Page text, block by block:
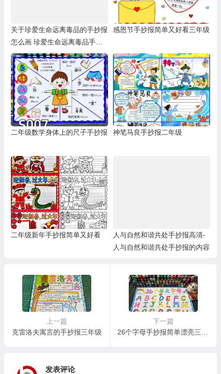
关于珍爱生命远离毒品的手抄报
怎么画 珍爱生命远离毒品手抄
报框架
感恩节手抄报简单又好看三年级
二年级数学身体上的尺子手抄报 神笔马良手抄报二年级
二年级新年手抄报简单又好看
人与自然和谐共处手抄报高清-
人与自然和谐共处手抄报的内容
上一篇
克雷洛夫寓言的手抄报三年级
下一篇
发表评论